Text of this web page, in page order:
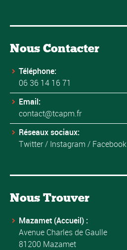
Nous Contacter
Téléphone:
06 36 14 16 71
Email:
contact@tcapm.fr
Réseaux sociaux:
Twitter/ Instagram / Facebook
Nous Trouver
Mazamet (Accueil) :
Avenue Charles de Gaulle
81200 Mazamet